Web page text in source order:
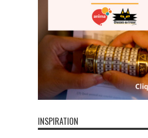
INSPIRATION